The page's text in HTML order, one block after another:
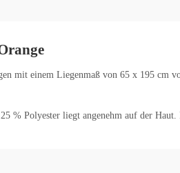
mit einem Liegenmaß von 65 x 195 cm
% Polyester liegt angenehm auf der